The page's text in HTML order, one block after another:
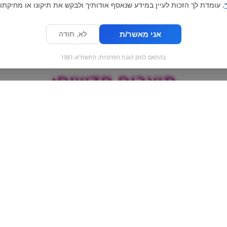
מוצרים חדשים:
. עומדת לך הזכות לעיין במידע שנאסף אודותיך ולבקש את תיקונו או
אני מאשר/ת לא, תודה
בהתאם לחוק הגנת הפרטיות, התשמ"א-1981